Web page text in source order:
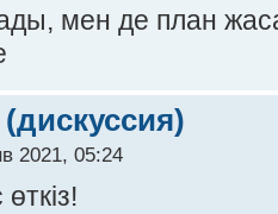
мен де план
(дискуссия)
2021, 05:24